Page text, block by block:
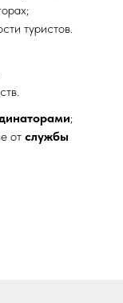
туристов.
;
от службы